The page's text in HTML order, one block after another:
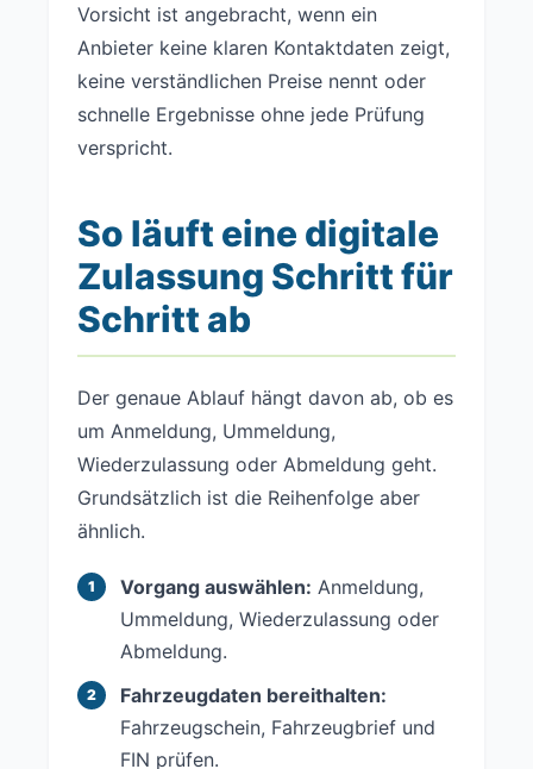
Vorsicht ist angebracht, wenn ein
Anbieter keine klaren Kontaktdaten zeigt,
keine verständlichen Preise nennt oder
schnelle Ergebnisse ohne jede Prüfung
verspricht.
So läuft eine digitale
Zulassung Schritt für
Schritt ab
Der genaue Ablauf hängt davon ab, ob es
um Anmeldung, Ummeldung,
Wiederzulassung oder Abmeldung geht.
Grundsätzlich ist die Reihenfolge aber
ähnlich.
Vorgang auswählen: Anmeldung,
Ummeldung, Wiederzulassung oder
Abmeldung.
Fahrzeugdaten bereithalten:
Fahrzeugschein, Fahrzeugbrief und
FIN prüfen.